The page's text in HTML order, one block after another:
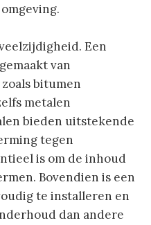
Een
van
bitumen
metalen
bieden uitstekende
tegen
is om de inhoud
Bovendien is een
te installeren en
dan andere